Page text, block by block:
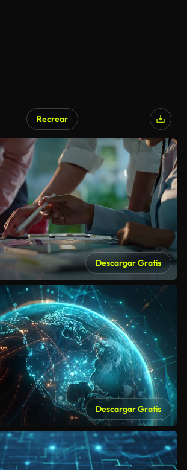
Recrear
Descargar Gratis
Descargar Gratis